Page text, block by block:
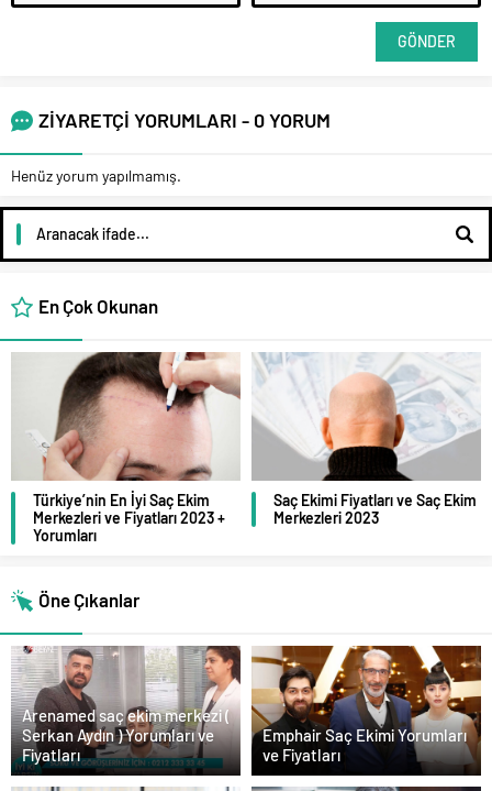
ZİYARETÇİ YORUMLARI - 0 YORUM
Henüz yorum yapılmamış.
En Çok Okunan
Türkiye’nin En İyi Saç Ekim
Merkezleri ve Fiyatları 2023 +
Yorumları
Saç Ekimi Fiyatları ve Saç Ekim
Merkezleri 2023
Öne Çıkanlar
Arenamed saç ekim merkezi (
Serkan Aydın ) Yorumları ve
Fiyatları
Emphair Saç Ekimi Yorumları
ve Fiyatları